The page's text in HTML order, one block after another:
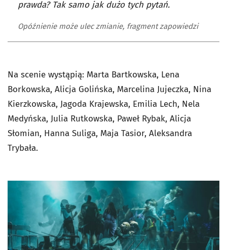
prawda? Tak samo jak dużo tych pytań.
Opóźnienie może ulec zmianie, fragment zapowiedzi
Na scenie wystąpią: Marta Bartkowska, Lena
Borkowska, Alicja Golińska, Marcelina Jujeczka, Nina
Kierzkowska, Jagoda Krajewska, Emilia Lech, Nela
Medyńska, Julia Rutkowska, Paweł Rybak, Alicja
Słomian, Hanna Suliga, Maja Tasior, Aleksandra
Trybała.